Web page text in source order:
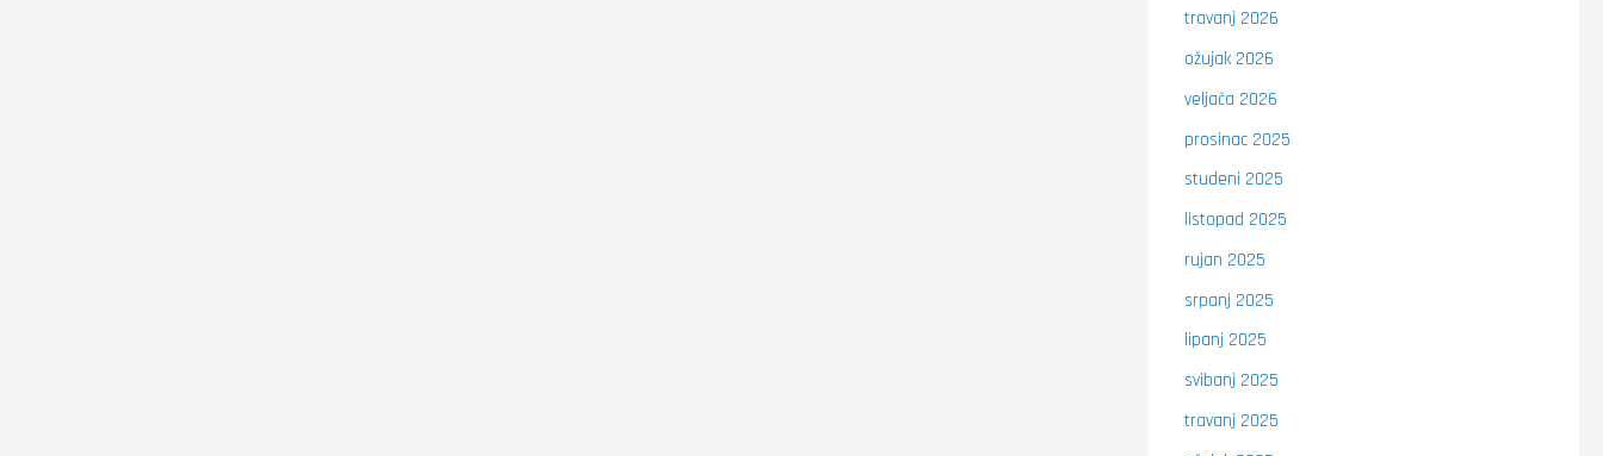
travanj 2026
ožujak 2026
veljača 2026
prosinac 2025
studeni 2025
listopad 2025
rujan 2025
srpanj 2025
lipanj 2025
svibanj 2025
travanj 2025